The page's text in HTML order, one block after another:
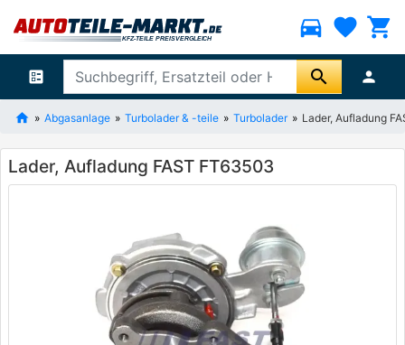
directions_car favorite shopping_cart
ballot search person
Abgasanlage Turbolader & -teile Turbolader Lader, Aufladung
Lader, Aufladung FAST FT63503